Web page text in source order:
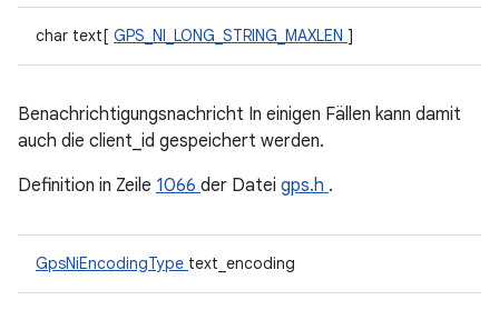
char text[ GPS_NI_LONG_STRING_MAXLEN ]
Benachrichtigungsnachricht In einigen Fällen kann damit
auch die client_id gespeichert werden.
Definition in Zeile 1066 der Datei gps.h .
GpsNiEncodingType text_encoding